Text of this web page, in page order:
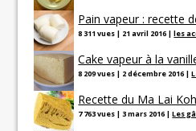
Pain vapeur : recette
8 311 vues | 21 avril 2016 |les
Cake vapeur à la
8 209 vues | 2 décembre 2016 |
Recette du Ma Lai
7 763 vues |3 mars 2016 |Les